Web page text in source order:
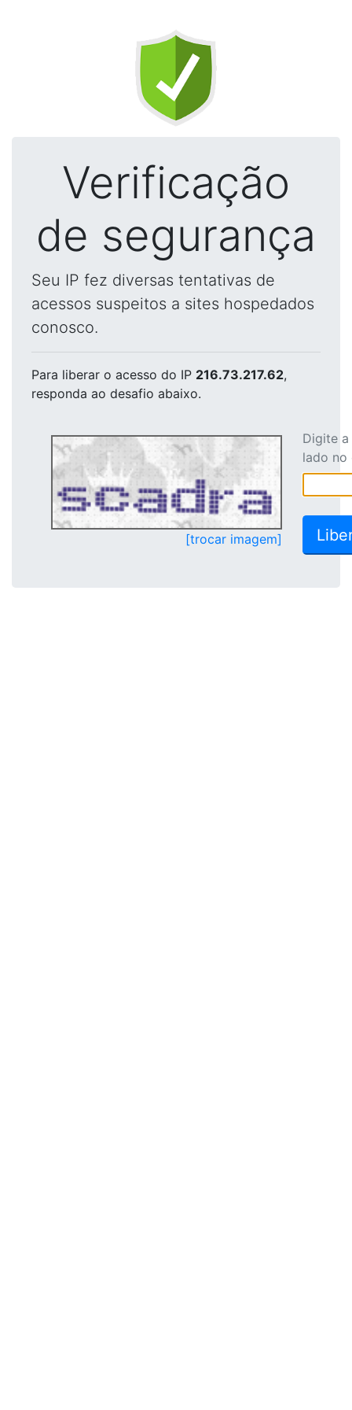
Verificação
de segurança
Seu IP fez diversas tentativas de
acessos suspeitos a sites hospedados
conosco.
Para liberar o acesso do IP 216.73.217.62,
responda ao desafio abaixo.
[trocar imagem]
Digite
lado no